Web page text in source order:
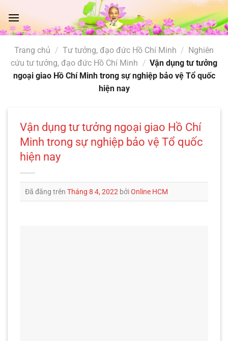
đến
nội
Trang chủ / Tư tưởng, đạo đức Hồ Chí Minh / Nghiên
cứu tư tưởng, đạo đức Hồ Chí Minh / Vận dụng tư tưởng
ngoại giao Hồ Chí Minh trong sự nghiệp bảo vệ Tổ quốc
hiện nay
Vận dụng tư tưởng ngoại giao Hồ Chí
Minh trong sự nghiệp bảo vệ Tổ quốc
hiện nay
Đã đăng trên Tháng 8 4, 2022 bởiOnline HCM